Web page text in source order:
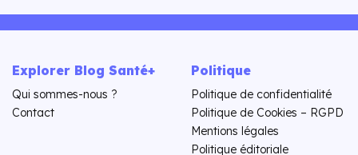
Explorer Blog Santé+
Qui sommes-nous ?
Contact
Politique
Politique de confidentialité
Politique de Cookies – RGPD
Mentions légales
Politique éditoriale